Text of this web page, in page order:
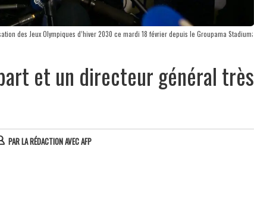
des Jeux Olympiques d’hiver 2030 ce mardi 18 février depuis le Groupama Stadium;
et un directeur général très
PARLA RÉDACTION AVEC AFP